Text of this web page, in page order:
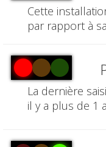
Cette
par rapport à
La dernière
il y a plus de 1